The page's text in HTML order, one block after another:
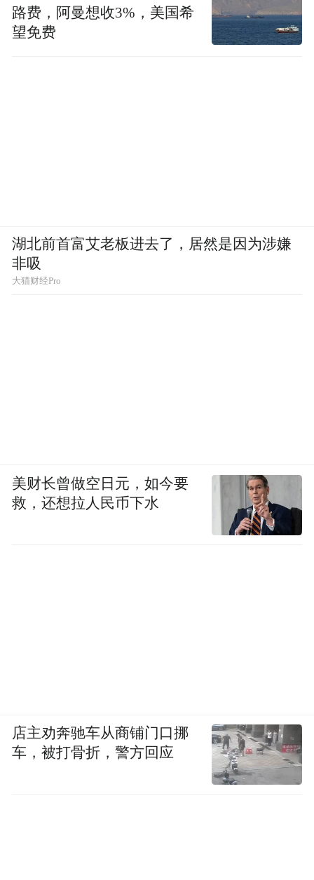
by the user of Dafeng Hao, which is a social media
platform and merely provides information storage
space services.”
路费，阿曼想收3%，美国希
望免费
湖北前首富艾老板进去了，居然是因为涉嫌
非吸
大猫财经Pro
美财长曾做空日元，如今要
救，还想拉人民币下水
店主劝奔驰车从商铺门口挪
车，被打骨折，警方回应